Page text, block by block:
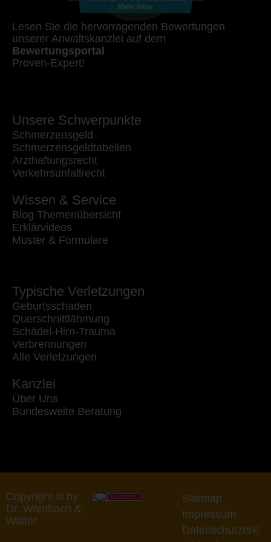
Lesen Sie die hervorragenden Bewertungen
unserer Anwaltskanzlei auf dem
Bewertungsportal
Proven-Expert!
Unsere Schwerpunkte
Schmerzensgeld
Schmerzensgeldtabellen
Arzthaftungsrecht
Verkehrsunfallrecht
Wissen & Service
Blog Themenübersicht
Erklärvideos
Muster & Formulare
Typische Verletzungen
Geburtsschaden
Querschnittlähmung
Schädel-Hirn-Trauma
Verbrennungen
Alle Verletzungen
Kanzlei
Über Uns
Bundesweite Beratung
Copyright © by
Dr. Wambach &
Walter
Sitemap
Impressum